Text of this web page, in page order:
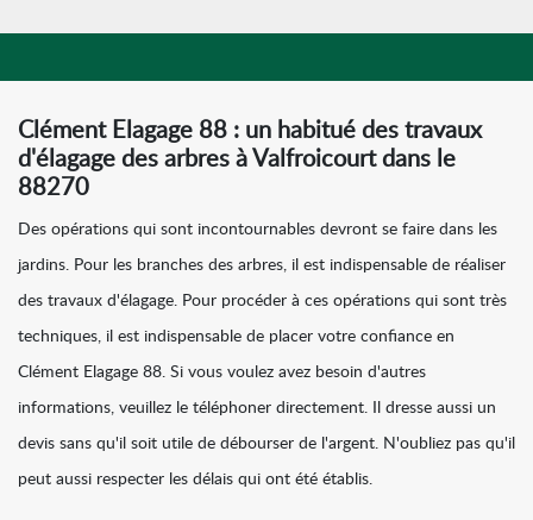
Clément Elagage 88 : un habitué des travaux
d'élagage des arbres à Valfroicourt dans le
88270
Des opérations qui sont incontournables devront se faire dans les
jardins. Pour les branches des arbres, il est indispensable de réaliser
des travaux d'élagage. Pour procéder à ces opérations qui sont très
techniques, il est indispensable de placer votre confiance en
Clément Elagage 88. Si vous voulez avez besoin d'autres
informations, veuillez le téléphoner directement. Il dresse aussi un
devis sans qu'il soit utile de débourser de l'argent. N'oubliez pas qu'il
peut aussi respecter les délais qui ont été établis.